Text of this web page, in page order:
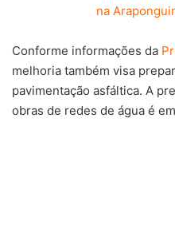
na
Conforme informações da
melhoria também visa
pavimentação asfáltica. A
obras de redes de água é